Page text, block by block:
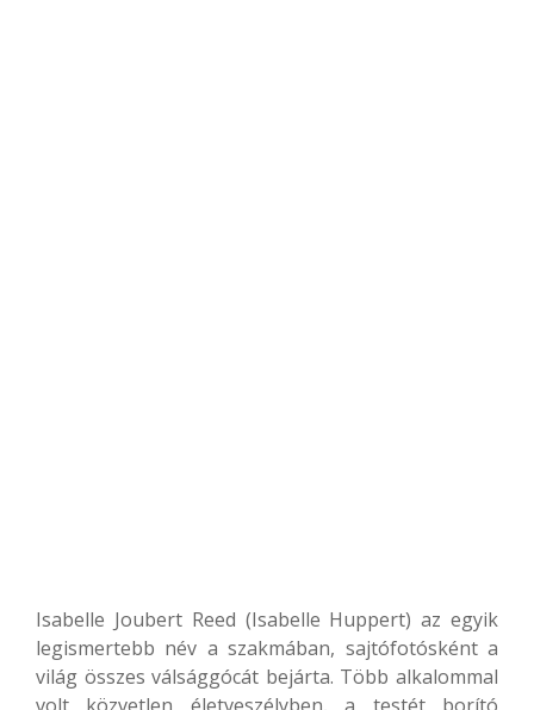
Isabelle Joubert Reed (Isabelle Huppert) az egyik
legismertebb név a szakmában, sajtófotósként a
világ összes válsággócát bejárta. Több alkalommal
volt közvetlen életveszélyben, a testét borító